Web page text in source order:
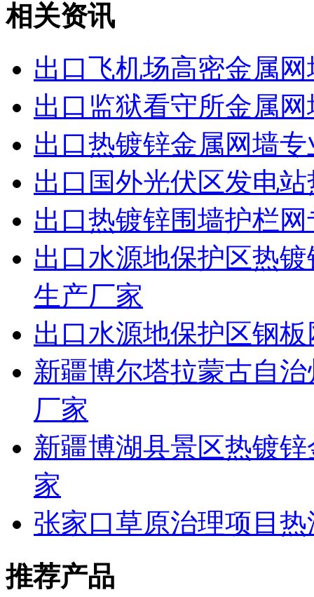
相关资讯
出口飞机场高密金属
出口监狱看守所金属
出口热镀锌金属网墙
出口国外光伏区发电
出口热镀锌围墙护栏
出口水源地保护区热
生产厂家
出口水源地保护区钢
新疆博尔塔拉蒙古自
厂家
新疆博湖县景区热镀
家
张家口草原治理项目
推荐产品